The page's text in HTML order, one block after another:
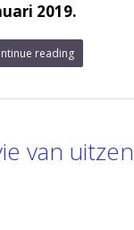
2019.
reading
van